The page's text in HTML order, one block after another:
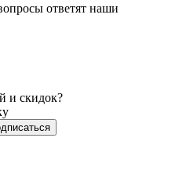
ответят наши
и скидок?